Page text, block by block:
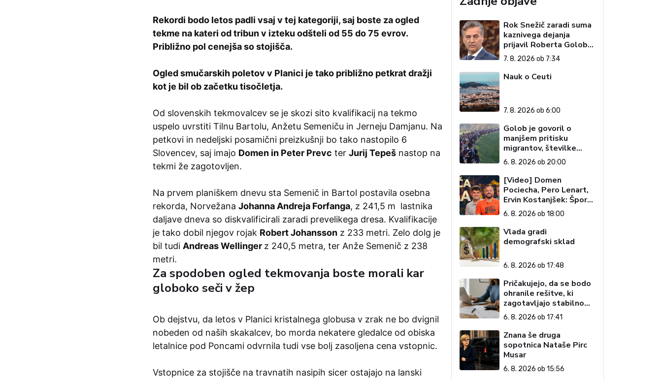
Rekordi bodo letos padli vsaj v tej kategoriji, saj boste za ogled
tekme na kateri od tribun v izteku odšteli od 55 do 75 evrov.
Približno pol cenejša so stojišča.
Ogled smučarskih poletov v Planici je tako približno petkrat dražji
kot je bil ob začetku tisočletja.
Od slovenskih tekmovalcev se je skozi sito kvalifikacij na tekmo
uspelo uvrstiti Tilnu Bartolu, Anžetu Semeniču in Jerneju Damjanu. Na
petkovi in nedeljski posamični preizkušnji bo tako nastopilo 6
Slovencev, saj imajo Domen in Peter Prevc ter Jurij Tepeš nastop na
tekmi že zagotovljen.
Na prvem planiškem dnevu sta Semenič in Bartol postavila osebna
rekorda, Norvežana Johanna Andreja Forfanga, z 241,5 m lastnika
daljave dneva so diskvalificirali zaradi prevelikega dresa. Kvalifikacije
je tako dobil njegov rojak Robert Johansson z 233 metri. Zelo dolg je
bil tudi Andreas Wellinger z 240,5 metra, ter Anže Semenič z 238
metri.
Za spodoben ogled tekmovanja boste morali kar
globoko seči v žep
Ob dejstvu, da letos v Planici kristalnega globusa v zrak ne bo dvignil
nobeden od naših skakalcev, bo morda nekatere gledalce od obiska
letalnice pod Poncami odvrnila tudi vse bolj zasoljena cena vstopnic.
Vstopnice za stojišče na travnatih nasipih sicer ostajajo na lanski
Rok Snežič zaradi suma
kaznivega dejanja
prijavil Roberta Goloba
– 'islamofila'
7. 8. 2026 ob 7:34
Nauk o Ceuti
7. 8. 2026 ob 6:00
Golob je govoril o
manjšem pritisku
migrantov, številke
govorijo drugače
6. 8. 2026 ob 20:00
[Video] Domen
Pociecha, Pero Lenart,
Ervin Kostanjšek: Šport
specialcev (Vroča tema,
6. 8. 2026)
6. 8. 2026 ob 18:00
Vlada gradi
demografski sklad
6. 8. 2026 ob 17:48
Pričakujejo, da se bodo
ohranile rešitve, ki
zagotavljajo stabilno
davčno okolje
6. 8. 2026 ob 17:41
Znana še druga
sopotnica Nataše Pirc
Musar
6. 8. 2026 ob 15:56